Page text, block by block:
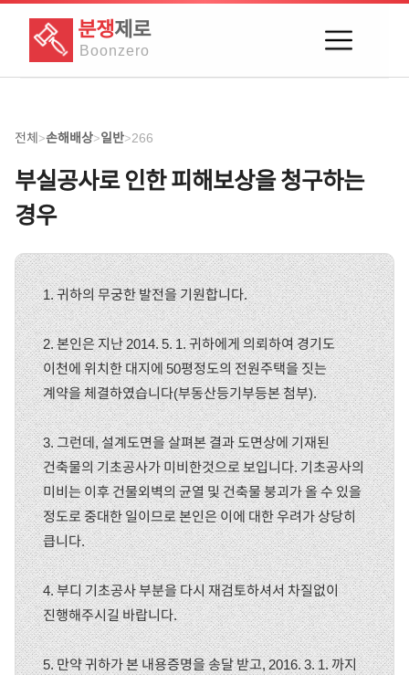
분쟁제로
Boonzero
전체>손해배상>일반>266
부실공사로 인한 피해보상을 청구하는
경우
1. 귀하의 무궁한 발전을 기원합니다.
2. 본인은 지난 2014. 5. 1. 귀하에게 의뢰하여 경기도
이천에 위치한 대지에 50평정도의 전원주택을 짓는
계약을 체결하였습니다(부동산등기부등본 첨부).
3. 그런데, 설계도면을 살펴본 결과 도면상에 기재된
건축물의 기초공사가 미비한것으로 보입니다. 기초공사의
미비는 이후 건물외벽의 균열 및 건축물 붕괴가 올 수 있을
정도로 중대한 일이므로 본인은 이에 대한 우려가 상당히
큽니다.
4. 부디 기초공사 부분을 다시 재검토하셔서 차질없이
진행해주시길 바랍니다.
5. 만약 귀하가 본 내용증명을 송달 받고, 2016. 3. 1. 까지